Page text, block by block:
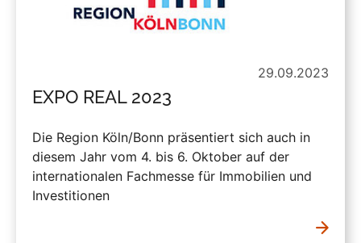
29.09.2023
EXPO REAL 2023
Die Region Köln/Bonn präsentiert sich auch in
diesem Jahr vom 4. bis 6. Oktober auf der
internationalen Fachmesse für Immobilien und
Investitionen